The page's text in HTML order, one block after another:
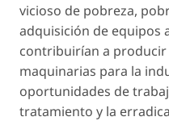
vicioso de pobreza,
adquisición de equipos
contribuirían a producir
maquinarias para la
oportunidades de
tratamiento y la